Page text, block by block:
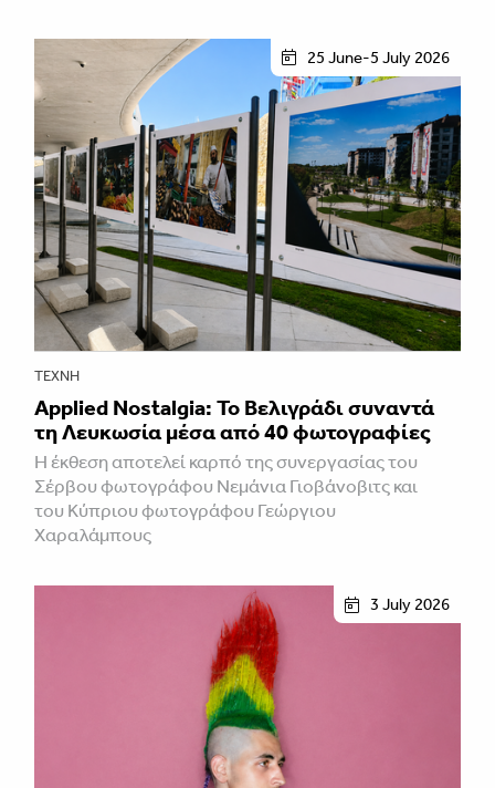
25 June-5 July 2026
ΤΈΧΝΗ
Applied Nostalgia: Το Βελιγράδι συναντά
τη Λευκωσία μέσα από 40 φωτογραφίες
Η έκθεση αποτελεί καρπό της συνεργασίας του
Σέρβου φωτογράφου Νεμάνια Γιοβάνοβιτς και
του Κύπριου φωτογράφου Γεώργιου
Χαραλάμπους
3 July 2026